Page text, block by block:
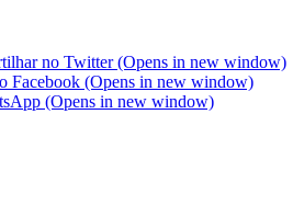
no Twitter (Opens in new window)
Facebook (Opens in new window)
(Opens in new window)